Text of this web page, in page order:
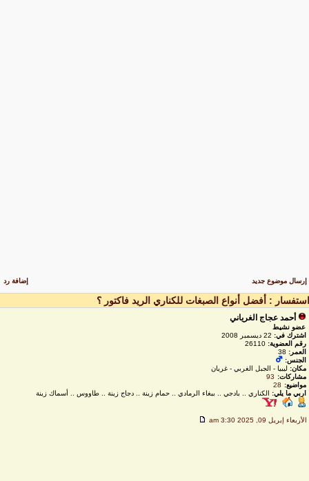
إرسال موضوع جديد إضافة رد
: أفضل أنواع الصبغات للكناري الريد فاكتور ؟
أحمد عجاج الغرياني
عضو نشيط
اشترك في:22 ديسمبر 2008
رقم العضوية:26110
العمر: 38
الجنس:
مكان:ليبيا - الجبل الغربي - غريان
مشاركات:
93
مواضيع:
28
اربي ما يلي:الكناري .. بادجي .. ببغاء الرمادي .. حمام زينة .. دجاج زينة .. طاووس .. أسماك زينة
الأربعاء إبريل 09, 2025 3:30 am